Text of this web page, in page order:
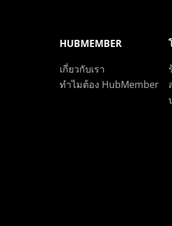
HUBMEMBER
เกี่ยวกับเรา
ทำไมต้อง HubMember